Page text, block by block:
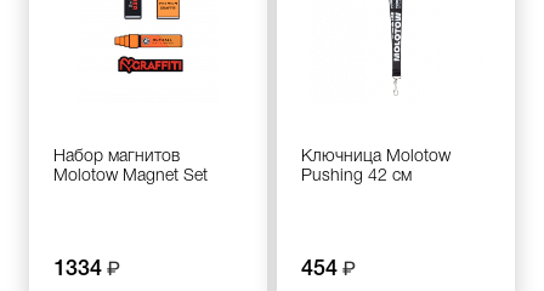
Набор магнитов
Molotow Magnet Set
1334
Ключница Molotow
Pushing 42 см
454